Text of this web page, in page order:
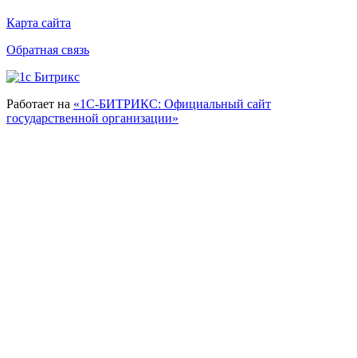
Карта сайта
Обратная связь
Работает на «1С-БИТРИКС: Официальный сайт
государственной организации»